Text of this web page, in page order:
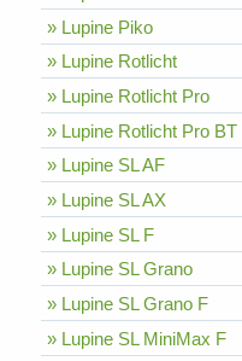
» Lupine Piko
» Lupine Rotlicht
» Lupine Rotlicht Pro
» Lupine Rotlicht Pro BT
» Lupine SL AF
» Lupine SL AX
» Lupine SL F
» Lupine SL Grano
» Lupine SL Grano F
» Lupine SL MiniMax F